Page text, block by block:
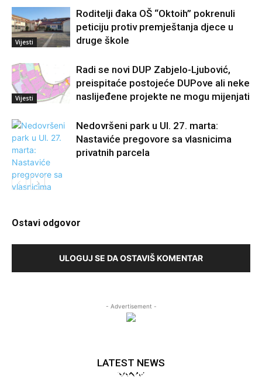
Vijesti
Roditelji đaka OŠ “Oktoih” pokrenuli
peticiju protiv premještanja djece u
druge škole
Vijesti
Radi se novi DUP Zabjelo-Ljubović,
preispitaće postojeće DUPove ali neke
naslijeđene projekte ne mogu mijenjati
Nedovršeni park u Ul. 27. marta:
Nastaviće pregovore sa vlasnicima
privatnih parcela
Ostavi odgovor
ULOGUJ SE DA OSTAVIŠ KOMENTAR
- Advertisement -
LATEST NEWS
“Kultura u kvartu” ovog vikenda na Zabjelu